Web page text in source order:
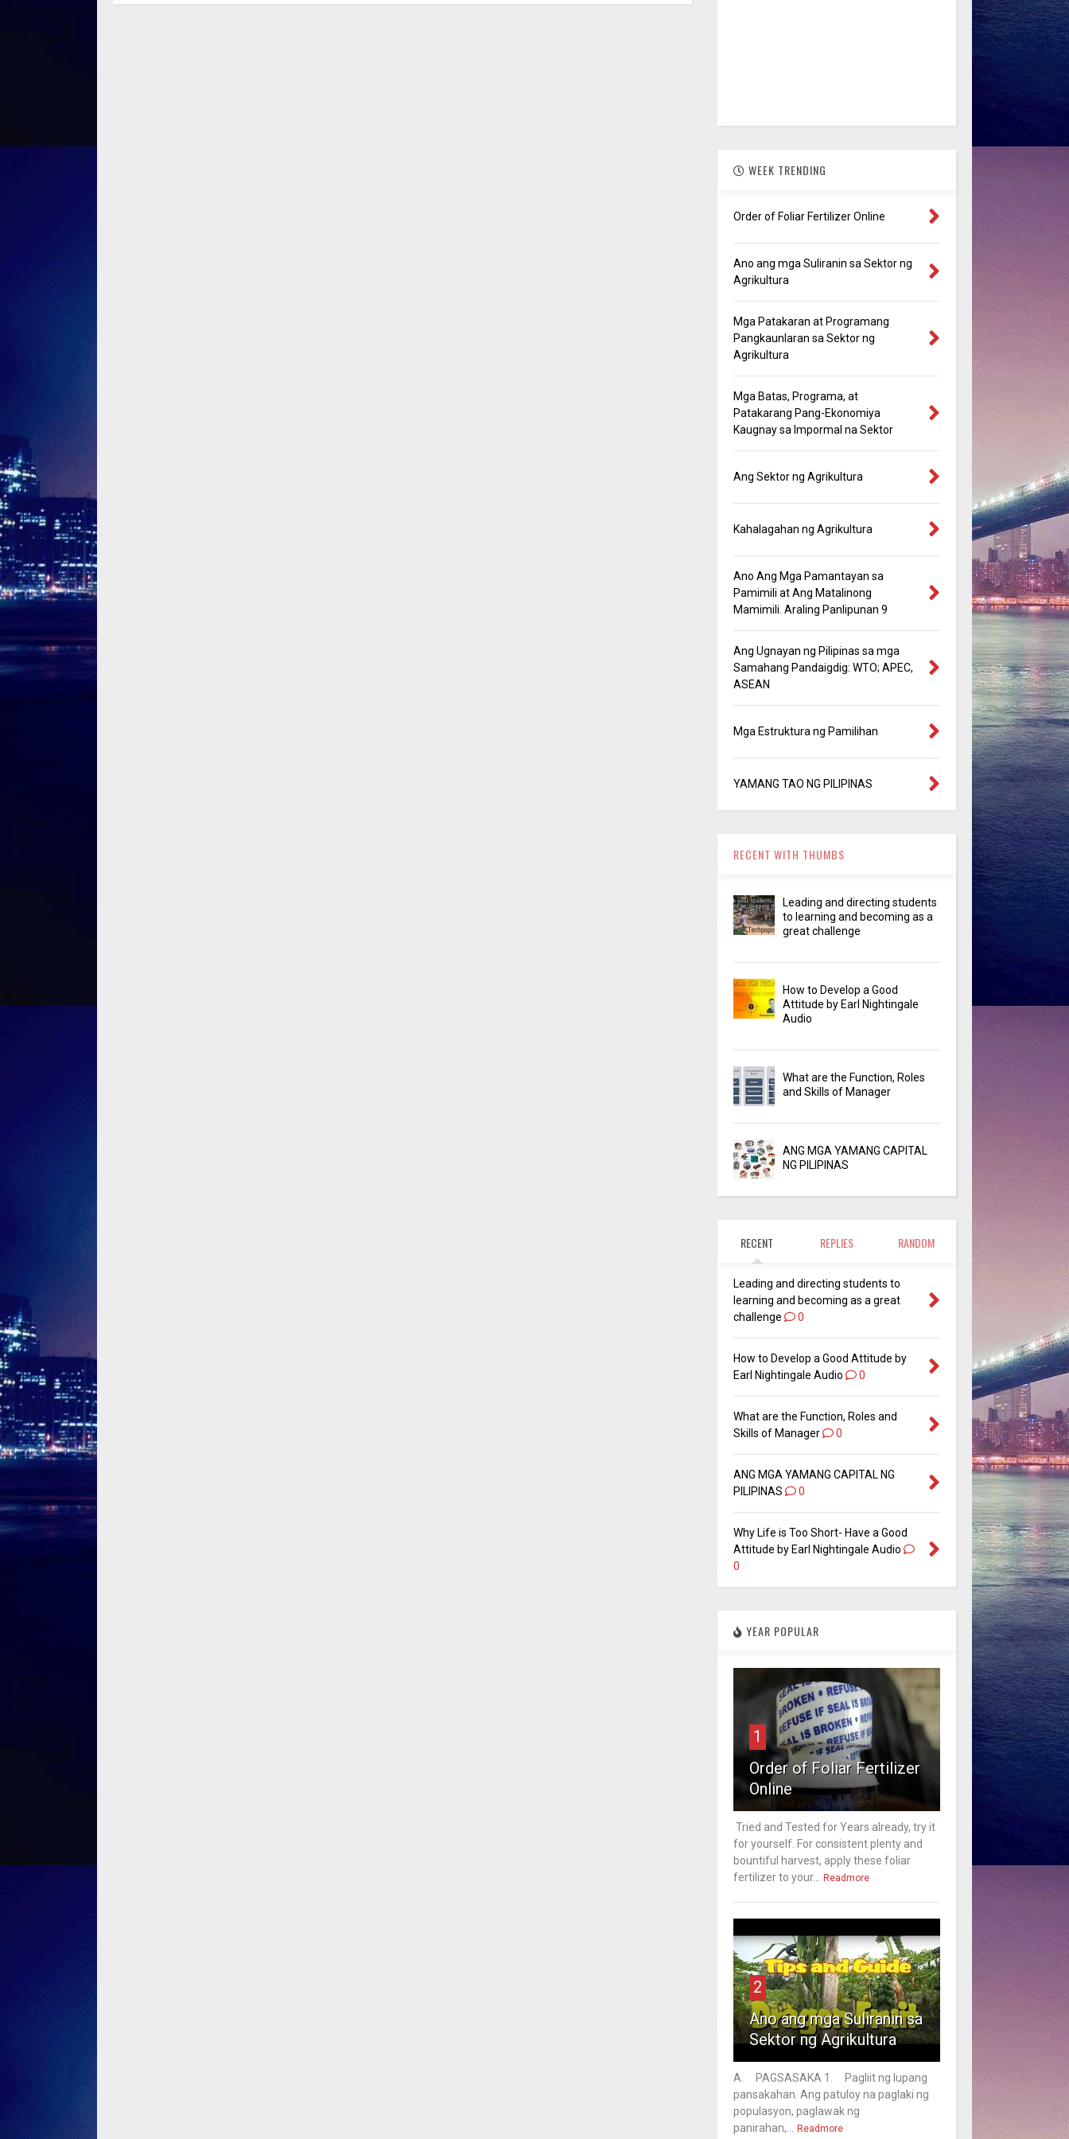
WEEK TRENDING
Order of Foliar Fertilizer Online
Ano ang mga Suliranin sa Sektor ng
Agrikultura
Mga Patakaran at Programang
Pangkaunlaran sa Sektor ng
Agrikultura
Mga Batas, Programa, at
Patakarang Pang-Ekonomiya
Kaugnay sa Impormal na Sektor
Ang Sektor ng Agrikultura
Kahalagahan ng Agrikultura
Ano Ang Mga Pamantayan sa
Pamimili at Ang Matalinong
Mamimili. Araling Panlipunan 9
Ang Ugnayan ng Pilipinas sa mga
Samahang Pandaigdig: WTO; APEC,
ASEAN
Mga Estruktura ng Pamilihan
YAMANG TAO NG PILIPINAS
RECENT WITH THUMBS
Leading and directing students
to learning and becoming as a
great challenge
How to Develop a Good
Attitude by Earl Nightingale
Audio
What are the Function, Roles
and Skills of Manager
ANG MGA YAMANG CAPITAL
NG PILIPINAS
RECENT REPLIES RANDOM
Leading and directing students to
learning and becoming as a great
challenge
0
How to Develop a Good Attitude by
Earl Nightingale Audio
0
What are the Function, Roles and
Skills of Manager
0
ANG MGA YAMANG CAPITAL NG
PILIPINAS
0
Why Life is Too Short- Have a Good
Attitude by Earl Nightingale Audio
0
YEAR POPULAR
1
Order of Foliar Fertilizer
Online
Tried and Tested for Years already, try it
for yourself. For consistent plenty and
bountiful harvest, apply these foliar
fertilizer to your...
Readmore
2
Ano ang mga Suliranin sa
Sektor ng Agrikultura
A. PAGSASAKA 1. Pagliit ng lupang
pansakahan. Ang patuloy na paglaki ng
populasyon, paglawak ng
panirahan,...
Readmore